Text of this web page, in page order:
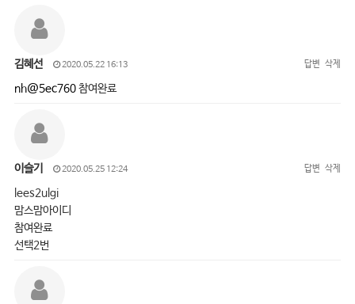
김혜선 2020.05.22 16:13 답변 삭제
nh@5ec760참여완료
이슬기 2020.05.25 12:24 답변 삭제
lees2ulgi
맘스맘아이디
참여완료
선택2번